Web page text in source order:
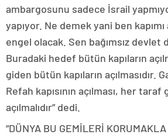
ambargosunu sadece İsrail
yapıyor. Ne demek yani ben
engel olacak. Sen bağımsız devlet
Buradaki hedef bütün kapıların
giden bütün kapıların açılmasıdır.
Refah kapısının açılması, her taraf
açılmalıdır” dedi.
“DÜNYA BU GEMİLERİ